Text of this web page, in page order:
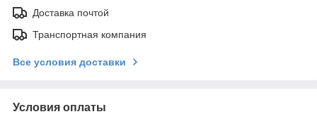
Доставка почтой
Транспортная компания
Все условия доставки
Условия оплаты